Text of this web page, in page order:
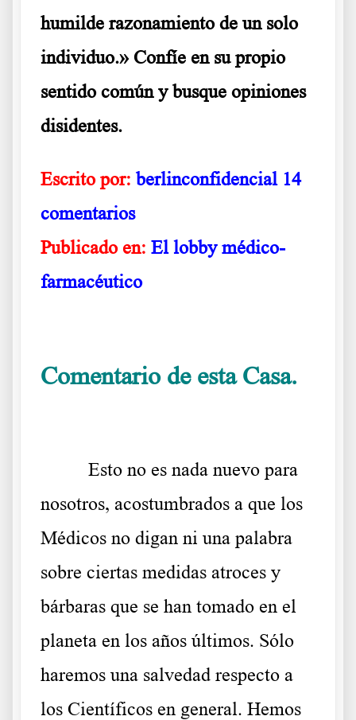
humilde razonamiento de un solo
individuo.» Confíe en su propio
sentido común y busque opiniones
disidentes.
Escrito por: berlinconfidencial 14
comentarios
Publicado en: El lobby médico-
farmacéutico
Comentario de esta Casa.
Esto no es nada nuevo para
nosotros, acostumbrados a que los
Médicos no digan ni una palabra
sobre ciertas medidas atroces y
bárbaras que se han tomado en el
planeta en los años últimos. Sólo
haremos una salvedad respecto a
los Científicos en general. Hemos